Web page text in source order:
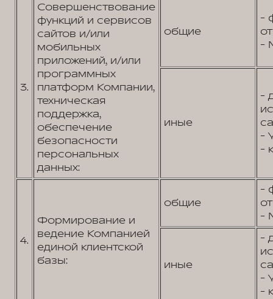
3.
Совершенствование
функций и сервисов
сайтов и/или
мобильных
приложений, и/или
программных
платформ Компании,
техническая
поддержка,
обеспечение
безопасности
персональных
данных:
общие
-
-
иные
-
-
-
4.
Формирование и
ведение Компанией
единой клиентской
базы:
общие
-
-
иные
-
-
-